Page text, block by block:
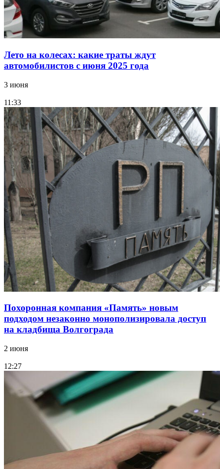
Лето на колесах: какие траты ждут
автомобилистов с июня 2025 года
3 июня
11:33
Похоронная компания «Память» новым
подходом незаконно монополизировала доступ
на кладбища Волгограда
2 июня
12:27